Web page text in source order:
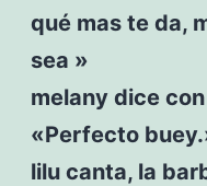
qué mas te da,
sea »
melany dice
«Perfecto
lilu canta, la